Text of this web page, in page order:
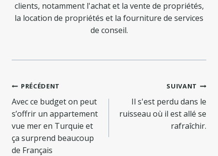
clients, notamment l'achat et la vente de propriétés,
la location de propriétés et la fourniture de services
de conseil.
Navigation
de
l’article
PRÉCÉDENT
Avec ce budget on peut
s’offrir un appartement
vue mer en Turquie et
ça surprend beaucoup
de Français
SUIVANT
Il s'est perdu dans le
ruisseau où il est allé se
rafraîchir.